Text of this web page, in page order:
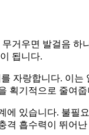
거우면 발걸음
됩니다.
자랑합니다. 이
획기적으로 줄여줍
있습니다. 불
흡수력이 뛰어